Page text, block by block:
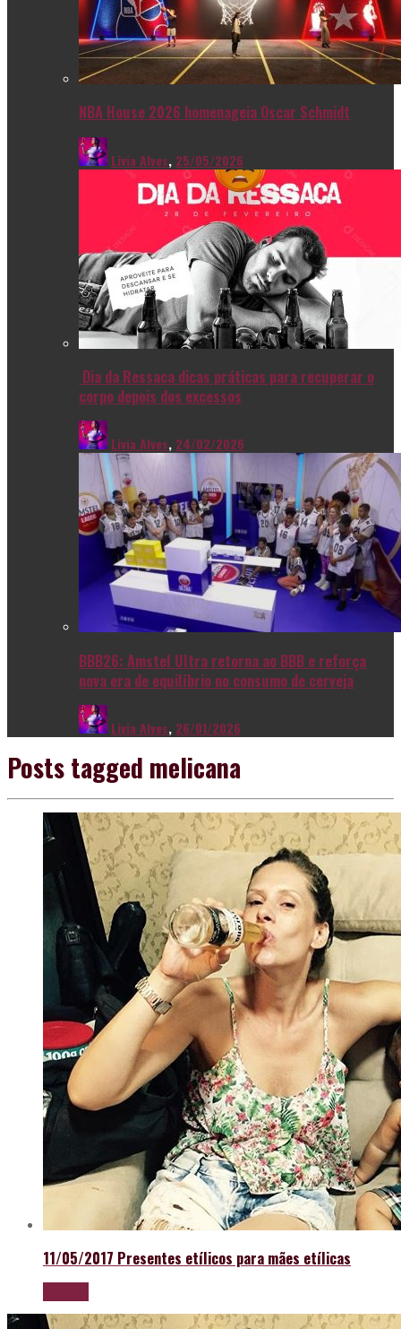
NBA House 2026 homenageia Oscar Schmidt
Livia Alves, 25/05/2026
Dia da Ressaca dicas práticas para recuperar o
corpo depois dos excessos
Livia Alves, 24/02/2026
BBB26: Amstel Ultra retorna ao BBB e reforça
nova era de equilíbrio no consumo de cerveja
Livia Alves, 26/01/2026
Posts tagged melicana
11/05/2017 Presentes etílicos para mães etílicas